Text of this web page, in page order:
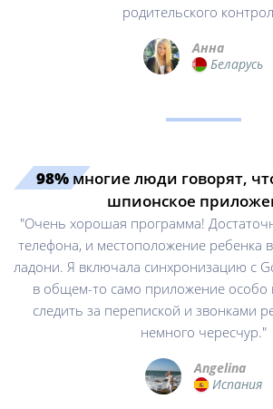
родительского
Анна
Беларусь
98%многие люди говорят,
шпионское
"Очень хорошая программа!
телефона, и местоположение ребенка
ладони. Я включала синхронизацию с
в общем-то само приложение особо
следить за перепиской и звонками
немного чересчур."
Angelina
Испания